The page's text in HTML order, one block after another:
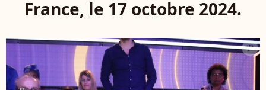
France, le 17 octobre 2024.